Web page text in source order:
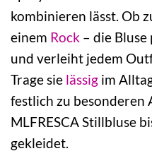
kombinieren lässt. Ob
einem Rock – die Bluse
und verleiht jedem
Trage sie lässig im
festlich zu besonderen
MLFRESCA Stillbluse
gekleidet.